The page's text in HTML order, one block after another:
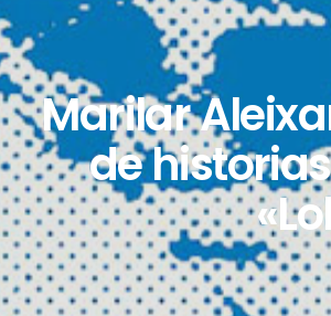
Marilar
de